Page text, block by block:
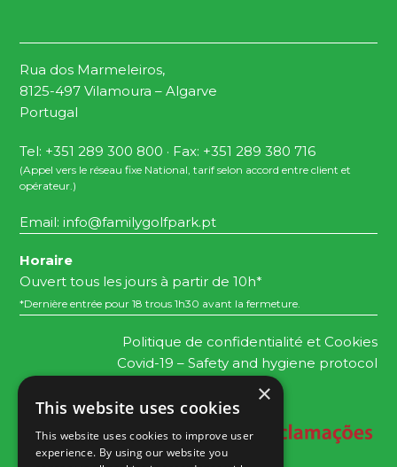
Rua dos Marmeleiros,
8125-497 Vilamoura – Algarve
Portugal
Tel: +351 289 300 800 · Fax: +351 289 380 716
(Appel vers le réseau fixe National, tarif selon accord entre client et
opérateur.)
Email:info@familygolfpark.pt
Horaire
Ouvert tous les jours à partir de 10h*
*Dernière entrée pour 18 trous 1h30 avant la fermeture.
Politique de confidentialité et Cookies
Covid-19 – Safety and hygiene protocol
×
This website uses cookies
This website uses cookies to improve user
experience. By using our website you